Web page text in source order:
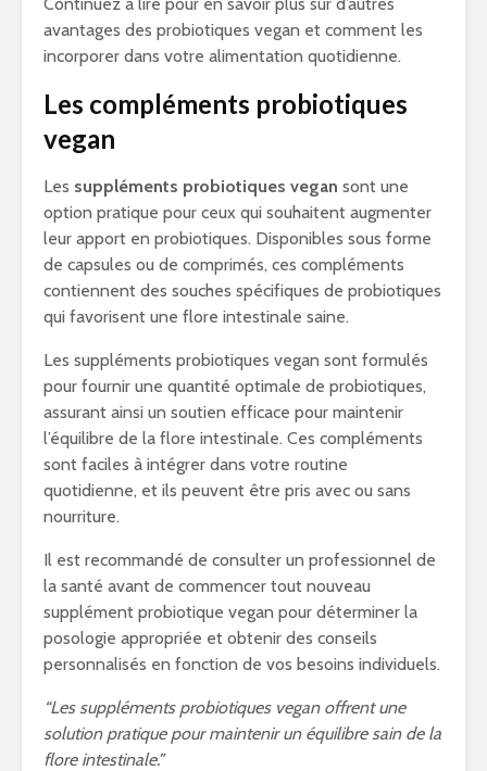
avantages des probiotiques vegan et comment les
incorporer dans votre alimentation quotidienne.
Les compléments probiotiques
vegan
Les suppléments probiotiques vegan sont une
option pratique pour ceux qui souhaitent augmenter
leur apport en probiotiques. Disponibles sous forme
de capsules ou de comprimés, ces compléments
contiennent des souches spécifiques de probiotiques
qui favorisent une flore intestinale saine.
Les suppléments probiotiques vegan sont formulés
pour fournir une quantité optimale de probiotiques,
assurant ainsi un soutien efficace pour maintenir
l’équilibre de la flore intestinale. Ces compléments
sont faciles à intégrer dans votre routine
quotidienne, et ils peuvent être pris avec ou sans
nourriture.
Il est recommandé de consulter un professionnel de
la santé avant de commencer tout nouveau
supplément probiotique vegan pour déterminer la
posologie appropriée et obtenir des conseils
personnalisés en fonction de vos besoins individuels.
“Les suppléments probiotiques vegan offrent une
solution pratique pour maintenir un équilibre sain de la
flore intestinale.”